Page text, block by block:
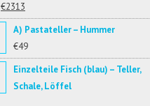
€2313
A) Pastateller – Hummer
€49
Einzelteile Fisch (blau) – Teller,
Schale, Löffel